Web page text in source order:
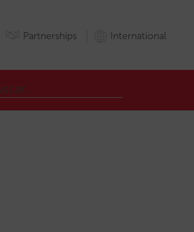
Partnerships International